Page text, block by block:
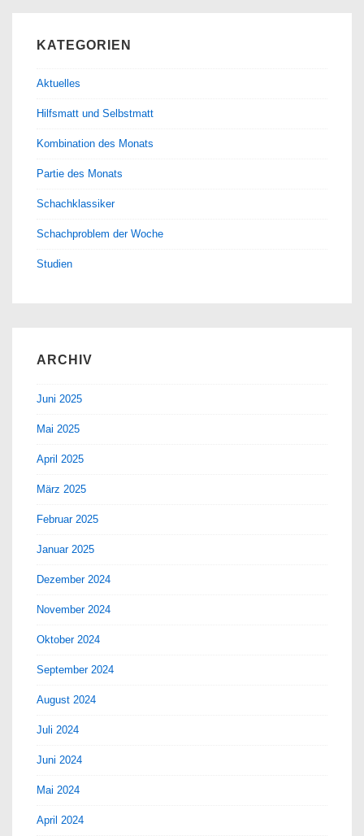
KATEGORIEN
Aktuelles
Hilfsmatt und Selbstmatt
Kombination des Monats
Partie des Monats
Schachklassiker
Schachproblem der Woche
Studien
ARCHIV
Juni 2025
Mai 2025
April 2025
März 2025
Februar 2025
Januar 2025
Dezember 2024
November 2024
Oktober 2024
September 2024
August 2024
Juli 2024
Juni 2024
Mai 2024
April 2024